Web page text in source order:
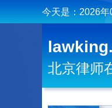
今天是： 2026
北京律师